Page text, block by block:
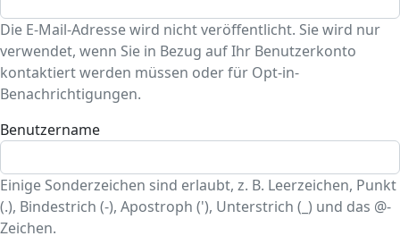
Die E-Mail-Adresse wird nicht veröffentlicht. Sie wird nur
verwendet, wenn Sie in Bezug auf Ihr Benutzerkonto
kontaktiert werden müssen oder für Opt-in-
Benachrichtigungen.
Benutzername
Einige Sonderzeichen sind erlaubt, z. B. Leerzeichen, Punkt
(.), Bindestrich (-), Apostroph ('), Unterstrich (_) und das @-
Zeichen.